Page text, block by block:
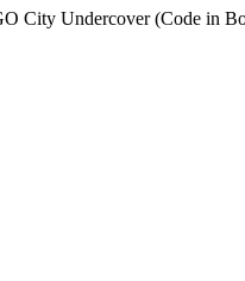
City Undercover (Code in